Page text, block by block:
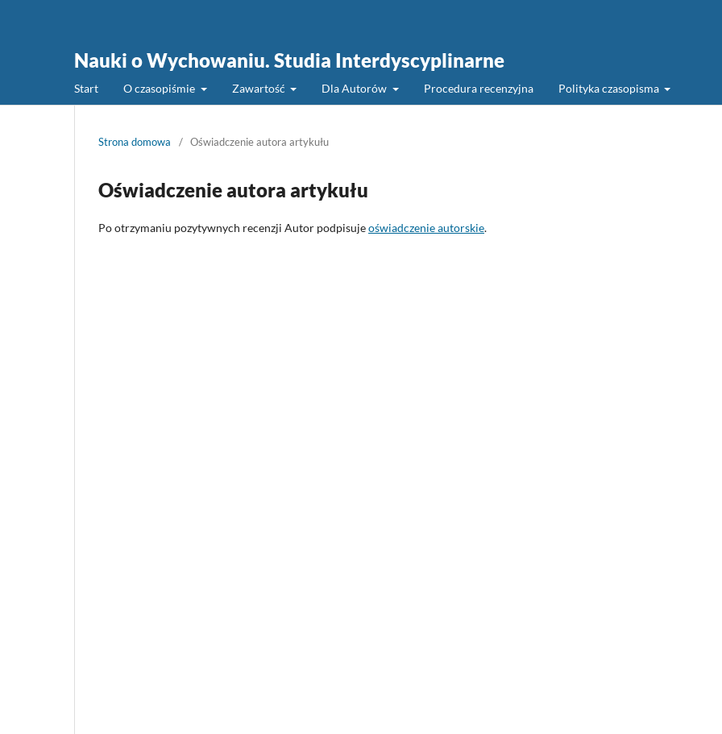
Nauki o Wychowaniu. Studia Interdyscyplinarne
Start O czasopiśmie Zawartość Dla Autorów Procedura recenzyjna Polityka czasopisma
Strona domowa / Oświadczenie autora artykułu
Oświadczenie autora artykułu
Po otrzymaniu pozytywnych recenzji Autor podpisujeoświadczenie autorskie.